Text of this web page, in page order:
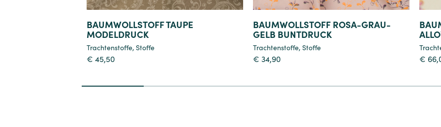
BAUMWOLLSTOFF TAUPE
MODELDRUCK
Trachtenstoffe, Stoffe
€ 45,50
BAUMWOLLSTOFF ROSA-GRAU-
GELB BUNTDRUCK
Trachtenstoffe, Stoffe
€ 34,90 €